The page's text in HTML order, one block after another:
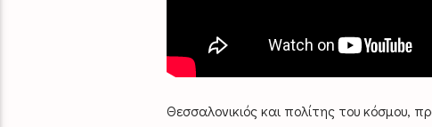
Θεσσαλονικιός και πολίτης του κόσμου,